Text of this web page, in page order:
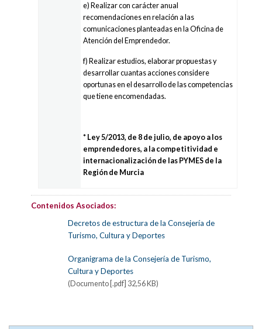
e) Realizar con carácter anual
recomendaciones en relación a las
comunicaciones planteadas en la Oficina de
Atención del Emprendedor.
f) Realizar estudios, elaborar propuestas y
desarrollar cuantas acciones considere
oportunas en el desarrollo de las competencias
que tiene encomendadas.
* Ley 5/2013, de 8 de julio, de apoyo a los
emprendedores, a la competitividad e
internacionalización de las PYMES de la
Región de Murcia
Contenidos Asociados:
Decretos de estructura de la Consejería de
Turismo, Cultura y Deportes
Organigrama de la Consejería de Turismo,
Cultura y Deportes
(Documento [.pdf] 32,56 KB)